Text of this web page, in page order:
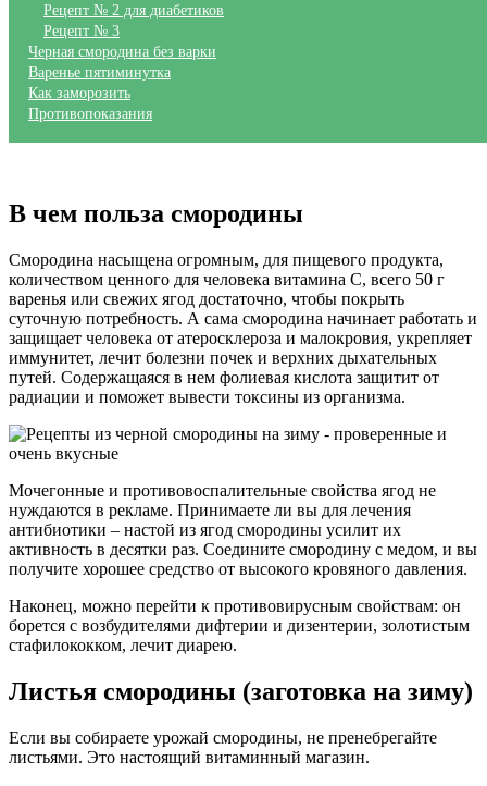
Рецепт № 2 для диабетиков
Рецепт № 3
Черная смородина без варки
Варенье пятиминутка
Как заморозить
Противопоказания
В чем польза смородины
Смородина насыщена огромным, для пищевого продукта,
количеством ценного для человека витамина С, всего 50 г
варенья или свежих ягод достаточно, чтобы покрыть
суточную потребность. А сама смородина начинает работать и
защищает человека от атеросклероза и малокровия, укрепляет
иммунитет, лечит болезни почек и верхних дыхательных
путей. Содержащаяся в нем фолиевая кислота защитит от
радиации и поможет вывести токсины из организма.
Мочегонные и противовоспалительные свойства ягод не
нуждаются в рекламе. Принимаете ли вы для лечения
антибиотики – настой из ягод смородины усилит их
активность в десятки раз. Соедините смородину с медом, и вы
получите хорошее средство от высокого кровяного давления.
Наконец, можно перейти к противовирусным свойствам: он
борется с возбудителями дифтерии и дизентерии, золотистым
стафилококком, лечит диарею.
Листья смородины (заготовка на зиму)
Если вы собираете урожай смородины, не пренебрегайте
листьями. Это настоящий витаминный магазин.